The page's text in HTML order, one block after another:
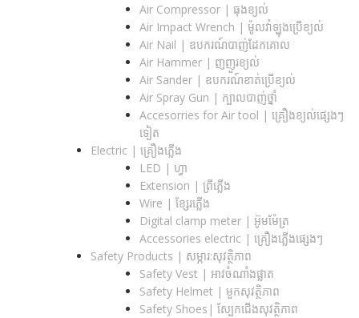
Air Compressor | ធុងខ្យល់
Air Impact Wrench | ម៉ូលវ៉ាឡុងប្រើខ្យល់
Air Nail | ឧបករណ៍បាញ់ដែកគោល
Air Hammer | ញញួរខ្យល់
Air Sander | ឧបករណ៍ខាត់ប្រើខ្យល់
Air Spray Gun | ក្បាលបាញ់ថ្នាំ
Accesorries for Air tool | គ្រឿងខ្យល់ផ្សេងៗ
ទៀត
Electric | គ្រឿងភ្លើង
LED | ហ្វា
Extension | ព្រីភ្លើង
Wire | ខ្សែរភ្លើង
Digital clamp meter | អ៊ូមម៉ែត្រ
Accessories electric | គ្រឿងភ្លើងផ្សេងៗ
Safety Products | សម្ភារ:សុវត្ថិភាព
Safety Vest | អាវចំណាំងផ្លាត
Safety Helmet | មួកសុវត្ថិភាព
Safety Shoes| ស្បែកជើងសុវត្ថិភាព